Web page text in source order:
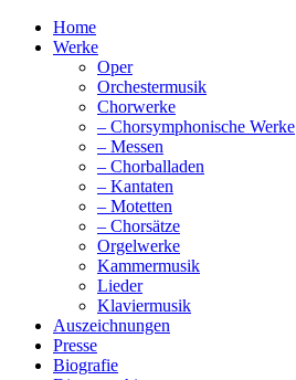
Home
Werke
Oper
Orchestermusik
Chorwerke
– Chorsymphonische Werke
– Messen
– Chorballaden
– Kantaten
– Motetten
– Chorsätze
Orgelwerke
Kammermusik
Lieder
Klaviermusik
Auszeichnungen
Presse
Biografie